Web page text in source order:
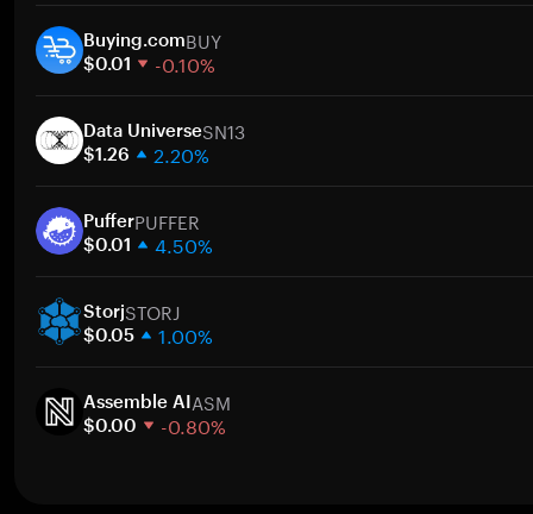
30 días
Capitalización de mercado
Buying.comBUY
$0.01 -0.10%
30 días
Capitalización de mercado
Data UniverseSN13
$1.26 2.20%
30 días
Capitalización de mercado
PufferPUFFER
$0.01 4.50%
30 días
Capitalización de mercado
StorjSTORJ
$0.05 1.00%
30 días
Capitalización de mercado
Assemble AIASM
$0.00 -0.80%